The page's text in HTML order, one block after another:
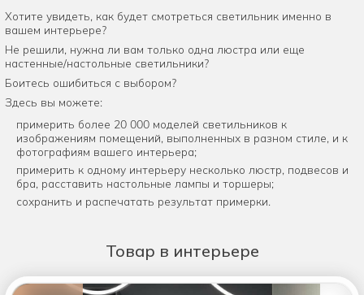
Хотите увидеть, как будет смотреться светильник именно в
вашем интерьере?
Не решили, нужна ли вам только одна люстра или еще
настенные/настольные светильники?
Боитесь ошибиться с выбором?
Здесь вы можете:
примерить более 20 000 моделей светильников к
изображениям помещений, выполненных в разном стиле, и к
фотографиям вашего интерьера;
примерить к одному интерьеру несколько люстр, подвесов и
бра, расставить настольные лампы и торшеры;
сохранить и распечатать результат примерки.
Товар в интерьере